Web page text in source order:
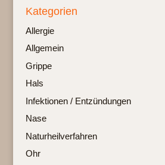
Kategorien
Allergie
Allgemein
Grippe
Hals
Infektionen / Entzündungen
Nase
Naturheilverfahren
Ohr